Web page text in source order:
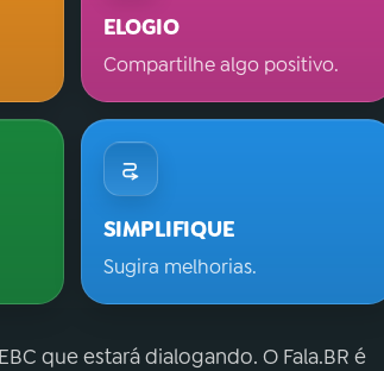
ELOGIO
Compartilhe algo positivo.
SIMPLIFIQUE
Sugira melhorias.
que estará dialogando. O Fala.BR é